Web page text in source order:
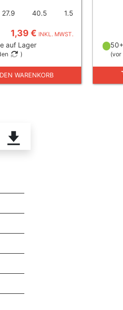
27.9 40.5 1.5
1,39 € INKL. MWST.
auf Lager
)
WARENKORB
(vor